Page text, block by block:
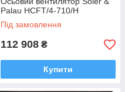
Palau HCFT/4-710/H
Під замовлення
112 908 ₴
Купити